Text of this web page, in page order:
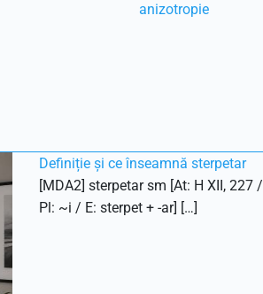
anizotropie
Definiție și ce înseamnă sterpetar
[MDA2] sterpetar sm [At: H XII, 227 /
Pl: ~i / E: sterpet + -ar] […]